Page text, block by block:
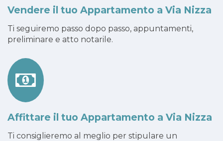
Vendere il tuo Appartamento a Via Nizza
Ti seguiremo passo dopo passo, appuntamenti,
preliminare e atto notarile.
Affittare il tuo Appartamento a Via Nizza
Ti consiglieremo al meglio per stipulare un